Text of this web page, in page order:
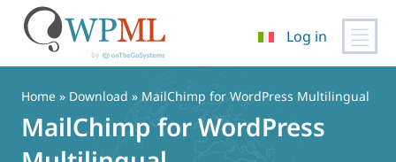
contenuto
Log in
Home » Download » MailChimp for WordPress Multilingual
MailChimp for WordPress